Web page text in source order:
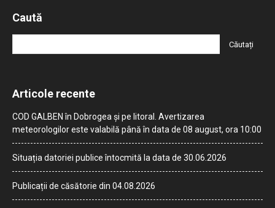
Caută
Articole recente
COD GALBEN în Dobrogea și pe litoral. Avertizarea
meteorologilor este valabilă până în data de 08 august, ora 10:00
Situația datoriei publice întocmită la data de 30.06.2026
Publicații de căsătorie din 04.08.2026